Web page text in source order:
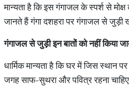
मान्यता है कि इस गंगाजल के स्पर्श से मोक्ष
जानते हैं गंगा दशहरा पर गंगाजल से जुड़ी
गंगाजलसेजुड़ीइनबातोंकोनहींकिया
धार्मिक मान्यता है कि घर में जिस स्थान
जगह साफ-सुथरा और पवित्र रहना